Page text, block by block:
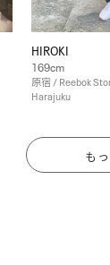
HIROKI
169cm
原宿 / Reebok
Harajuku
も